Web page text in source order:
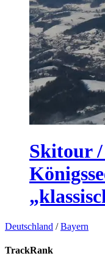
Skitour /
Deutschland /Bayern
TrackRank